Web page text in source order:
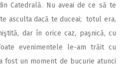
Catedrală. Nu aveai de ce să te
asculta dacă te duceai; totul era,
dar în orice caz, paşnică, cu
evenimentele le-am trăit cu
fost un moment de bucurie atunci